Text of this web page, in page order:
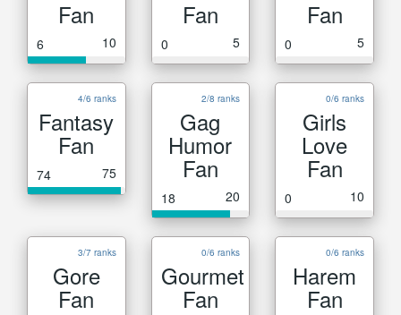
Fan
6 10
Fan
0 5
Fan
0 5
4/6 ranks
Fantasy
Fan
74 75
2/8 ranks
Gag
Humor
Fan
18 20
0/6 ranks
Girls
Love
Fan
0 10
3/7 ranks
Gore
Fan
0/6 ranks
Gourmet
Fan
0/6 ranks
Harem
Fan